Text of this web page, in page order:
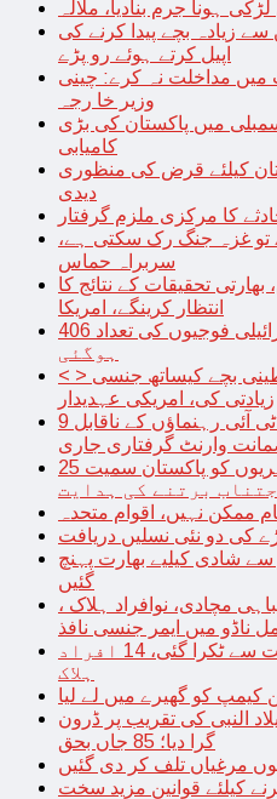
ہونا جرم بنادیا، ملالہ
زیادہ بچے پیدا کرنے کی
اپیل کرتے ہوئے رو پڑے
میں مداخلت نہ کرے: چینی
وزیر خا رجہ
میں پاکستان کی بڑی
کامیابی
کیلئے قرض کی منظوری
دیدی
کا مرکزی ملزم گرفتار
تو غزہ جنگ رک سکتی ہے،
سربراہ حماس
تحقیقات کے نتائج کا
انتظار کرینگے، امریکا
غزہ کے آپریشن میں ہلاک اسرائیلی فوجیوں کی تعداد 406
ہوگئی
< > اسرائیلی فوج نے جیل میں فلسطینی بچے کیساتھ جنسی
زیادتی کی، امریکی عہدیدار
9 مئی جلاؤگھیراؤ کیس: 8 پی ٹی آئی رہنماؤں کے ناقابل
وارنٹ گرفتاری جاری
سعودی عرب کی اپنے شہریوں کو پاکستان سمیت 25
برتنے کی ہدایت
ممکن نہیں، اقوام متحدہ
کی دو نئی نسلیں دریافت
سے شادی کیلیے بھارت پہنچ
گئیں
مچادی، نوافراد ہلاک ،
ناڈو میں ایمر جنسی نافذ
تھائی لینڈ میں ڈبل ڈیکر بس درخت سے ٹکرا گئی، 14 افراد
ہلاک
کیمپ کو گھیرے میں لے لیا
النبی کی تقریب پر ڈرون
گرا دیا؛ 85 جاں بحق
مرغیاں تلف کر دی گئیں
کیلئے قوانین مزید سخت